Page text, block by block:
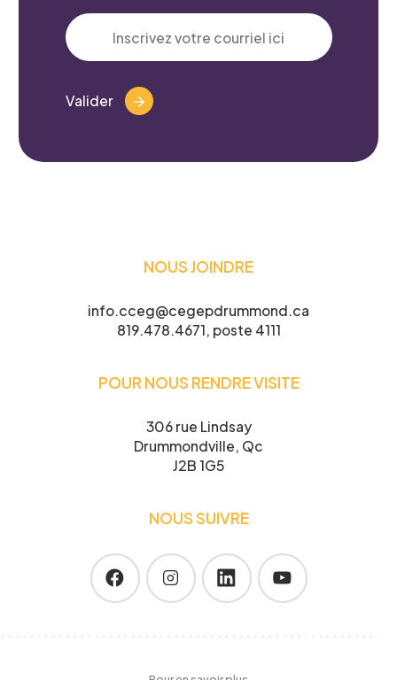
Valider
NOUS JOINDRE
info.cceg@cegepdrummond.ca
819.478.4671, poste 4111
POUR NOUS RENDRE VISITE
306 rue Lindsay
Drummondville, Qc
J2B 1G5
NOUS SUIVRE